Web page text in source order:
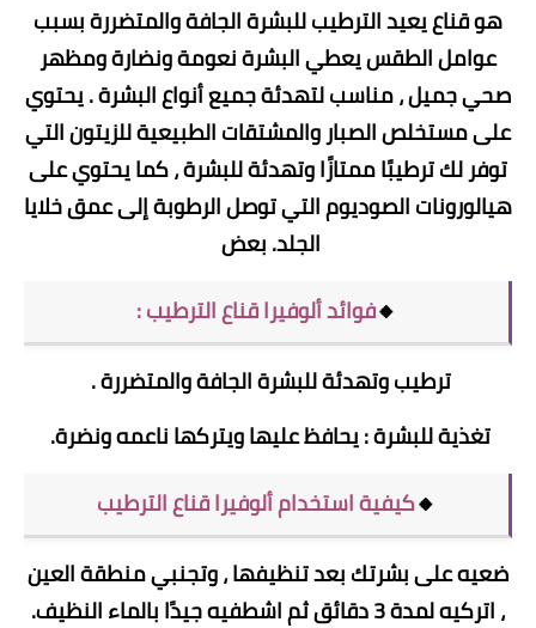
هو قناع يعيد الترطيب للبشرة الجافة والمتضررة بسبب
عوامل الطقس يعطي البشرة نعومة ونضارة ومظهر
صحي جميل ، مناسب لتهدئة جميع أنواع البشرة . يحتوي
على مستخلص الصبار والمشتقات الطبيعية للزيتون التي
توفر لك ترطيبًا ممتازًا وتهدئة للبشرة ، كما يحتوي على
هيالورونات الصوديوم التي توصل الرطوبة إلى عمق خلايا
الجلد. بعض
🔸فوائد ألوفيرا قناع الترطيب :
ترطيب وتهدئة للبشرة الجافة والمتضررة .
تغذية للبشرة : يحافظ عليها ويتركها ناعمه ونضرة.
🔸كيفية استخدام ألوفيرا قناع الترطيب
ضعيه على بشرتك بعد تنظيفها ، وتجنبي منطقة العين
، اتركيه لمدة 3 دقائق ثم اشطفيه جيدًا بالماء النظيف.